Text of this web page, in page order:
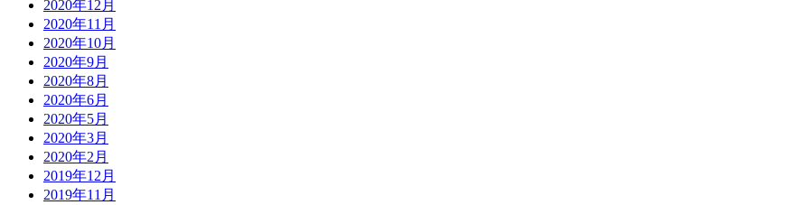
2020年12月
2020年11月
2020年10月
2020年9月
2020年8月
2020年6月
2020年5月
2020年3月
2020年2月
2019年12月
2019年11月